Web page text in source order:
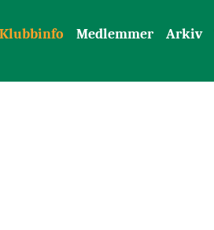
Klubbinfo Medlemmer Arkiv